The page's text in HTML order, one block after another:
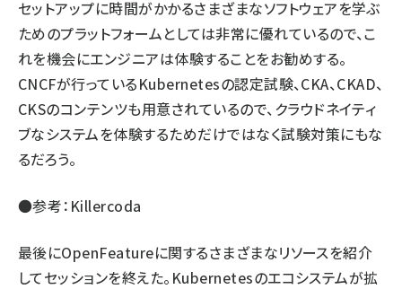
セットアップに時間がかかるさまざまなソフトウェアを学ぶ
ためのプラットフォームとしては非常に優れているので、こ
れを機会にエンジニアは体験することをお勧めする。
CNCFが行っているKubernetesの認定試験、CKA、CKAD、
CKSのコンテンツも用意されているので、クラウドネイティ
ブなシステムを体験するためだけではなく試験対策にもな
るだろう。
●参考： Killercoda
最後にOpenFeatureに関するさまざまなリソースを紹介
してセッションを終えた。Kubernetesのエコシステムが拡